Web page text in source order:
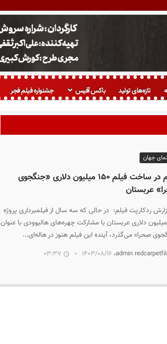
تازه‌های تولید باکس آفیس جشنواره فیلم فجر
جهان
ابهام در ساخت فیلم ۱۵۰ میلیون دلاری «جنگجوی
عربستان
ردکارپت فیلم: در حالی که سه سال از فیلمبرداری پروژه
۱۵۰ میلیون دلاری عربستان با مشارکت چهره‌های هالیوودی با عنوان
صحرا» می‌گذرد، آینده‌ این فیلم هنوز در هاله‌ای...
۱۴۰۳/۰۸/۱۶ 03:37